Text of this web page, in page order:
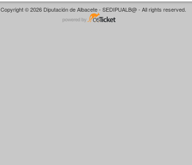
Copyright © 2026 Diputación de Albacete - SEDIPUALB@ - All rights reserved.